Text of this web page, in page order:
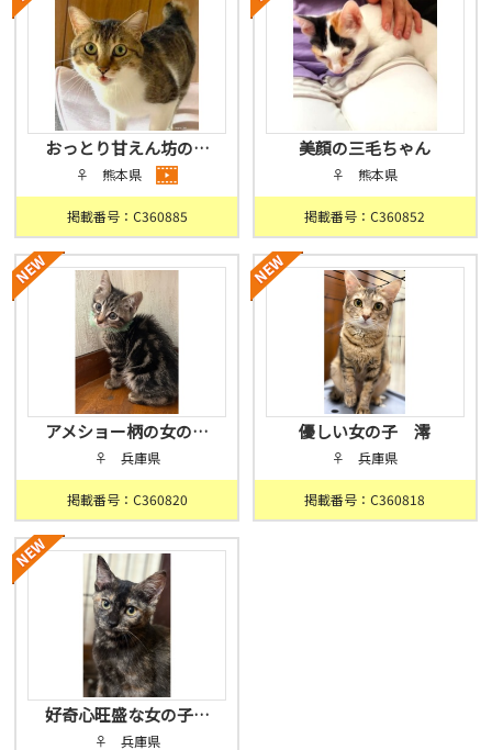
おっとり甘えん坊の…
♀ 熊本県
掲載番号：C360885
美顔の三毛ちゃん
♀ 熊本県
掲載番号：C360852
アメショー柄の女の…
♀ 兵庫県
掲載番号：C360820
優しい女の子 澪
♀ 兵庫県
掲載番号：C360818
好奇心旺盛な女の子…
♀ 兵庫県